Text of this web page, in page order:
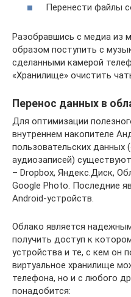
Перенести файлы
Разобравшись с медиа из
образом поступить с
сделанными камерой
«Хранилище» очистить
Перенос данных в
Для оптимизации
внутреннем накопителе
пользовательских данных
аудиозаписей)
– Dropbox, Яндекс.Диск,
Google Photo. Последние
Android-устройств.
Облако является
получить доступ к
устройства и те, с кем он
виртуальное хранилище
телефона, но и с любого
понадобится: